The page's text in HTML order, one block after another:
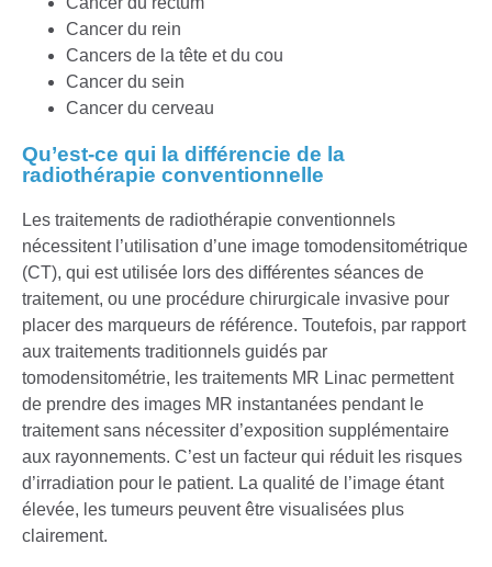
Cancer du rein
Cancers de la tête et du cou
Cancer du sein
Cancer du cerveau
Qu’est-ce qui la différencie de la
radiothérapie conventionnelle
Les traitements de radiothérapie conventionnels
nécessitent l’utilisation d’une image tomodensitométrique
(CT), qui est utilisée lors des différentes séances de
traitement, ou une procédure chirurgicale invasive pour
placer des marqueurs de référence. Toutefois, par rapport
aux traitements traditionnels guidés par
tomodensitométrie, les traitements MR Linac permettent
de prendre des images MR instantanées pendant le
traitement sans nécessiter d’exposition supplémentaire
aux rayonnements. C’est un facteur qui réduit les risques
d’irradiation pour le patient. La qualité de l’image étant
élevée, les tumeurs peuvent être visualisées plus
clairement.